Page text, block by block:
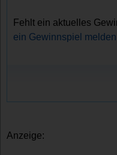
Fehlt ein aktuelles
ein Gewinnspiel
Anzeige: